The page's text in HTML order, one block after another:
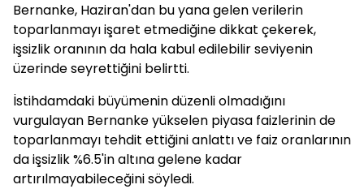
Bernanke, Haziran'dan bu yana gelen verilerin
toparlanmayı işaret etmediğine dikkat çekerek,
işsizlik oranının da hala kabul edilebilir seviyenin
üzerinde seyrettiğini belirtti.
İstihdamdaki büyümenin düzenli olmadığını
vurgulayan Bernanke yükselen piyasa faizlerinin de
toparlanmayı tehdit ettiğini anlattı ve faiz oranlarının
da işsizlik %6.5'in altına gelene kadar
artırılmayabileceğini söyledi.